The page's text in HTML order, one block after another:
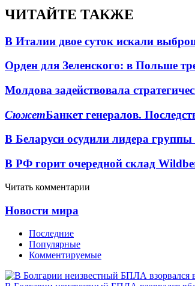
ЧИТАЙТЕ ТАКЖЕ
В Италии двое суток искали
Орден для Зеленского: в Польше
Молдова задействовала
СюжетБанкет генералов.
В Беларуси осудили лидера
В РФ горит очередной склад
Читать комментарии
Новости мира
Последние
Популярные
Комментируемые